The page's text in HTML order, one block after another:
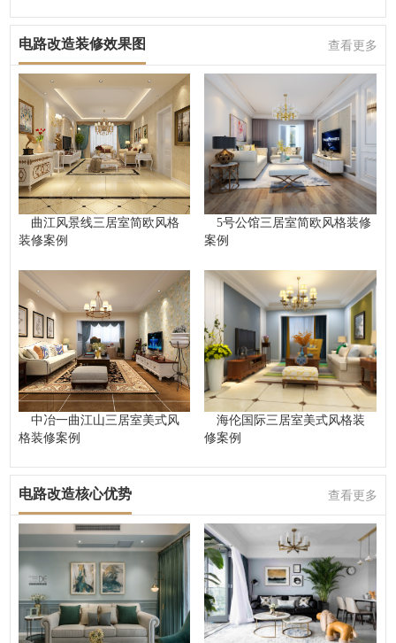
电路改造装修效果图 查看更多
曲江风景线三居室简欧风格
装修案例
5号公馆三居室简欧风格装修
案例
中冶一曲江山三居室美式风
格装修案例
海伦国际三居室美式风格装
修案例
电路改造核心优势 查看更多